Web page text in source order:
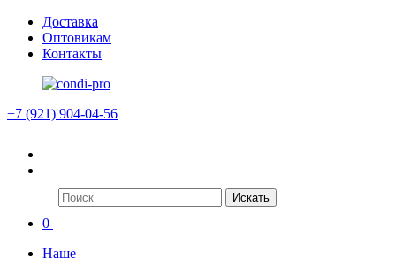
Доставка
Оптовикам
Контакты
+7 (921) 904-04-56
Искать
0
Наше